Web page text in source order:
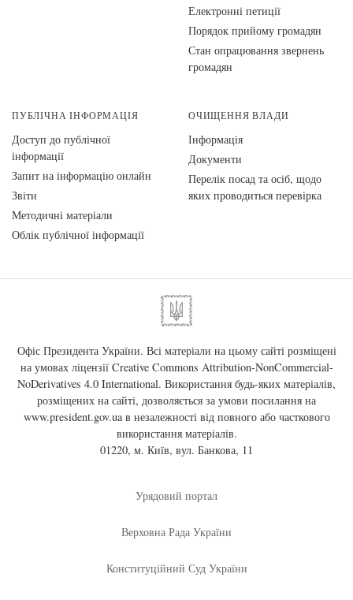
Електронні петиції
Порядок прийому громадян
Стан опрацювання звернень
громадян
ПУБЛІЧНА ІНФОРМАЦІЯ
Доступ до публічної
інформації
Запит на інформацію онлайн
Звіти
Методичні матеріали
Облік публічної інформації
ОЧИЩЕННЯ ВЛАДИ
Інформація
Документи
Перелік посад та осіб, щодо
яких проводиться перевірка
Офіс Президента України. Всі матеріали на цьому сайті розміщені
на умовах ліцензії Creative Commons Attribution-NonCommercial-
NoDerivatives 4.0 International. Використання будь-яких матеріалів,
розміщених на сайті, дозволяється за умови посилання на
www.president.gov.uaв незалежності від повного або часткового
використання матеріалів.
01220, м. Київ, вул. Банкова, 11
Урядовий портал
Верховна Рада України
Конституційний Суд України